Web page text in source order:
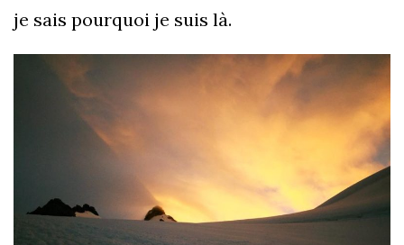
je sais pourquoi je suis là.